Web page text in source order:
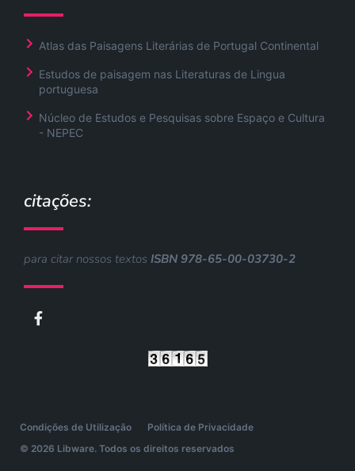
Atlas das Paisagens Literárias de Portugal Continental
Estudos de paisagem nas Literaturas de Lingua
portuguesa
Núcleo de Estudos e Pesquisas sobre Espaço e Cultura
- NEPEC
citações:
para citar nossos textos ISBN 978-65-00-03730-2
F
a
-
© 2026 Libware. Todos os direitos reservados
Condições de Utilização Política de Privacidade